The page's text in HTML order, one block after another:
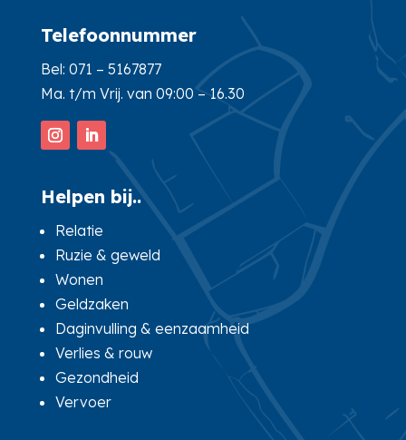
Telefoonnummer
Bel: 071 – 5167877
Ma. t/m Vrij. van 09:00 – 16.30
Helpen bij..
Relatie
Ruzie & geweld
Wonen
Geldzaken
Daginvulling & eenzaamheid
Verlies & rouw
Gezondheid
Vervoer